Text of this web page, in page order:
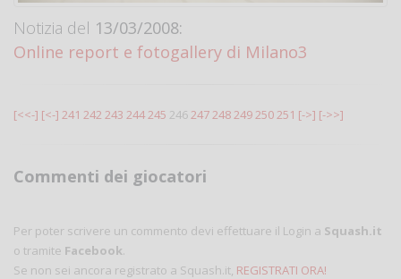
Notizia del 13/03/2008:
Online report e fotogallery di Milano3
[<<-] [<-] 241 242 243 244245 246247248249250251 [->] [->>]
Commenti dei giocatori
Per poter scrivere un commento devi effettuare il Login a Squash.it
o tramite Facebook.
Se non sei ancora registrato a Squash.it, REGISTRATI ORA!